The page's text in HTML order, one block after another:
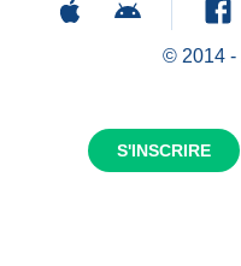
S'INSCRIRE
© 2014 -